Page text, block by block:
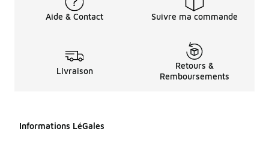
Aide & Contact Suivre ma commande
Livraison
Retours &
Remboursements
Informations LéGales